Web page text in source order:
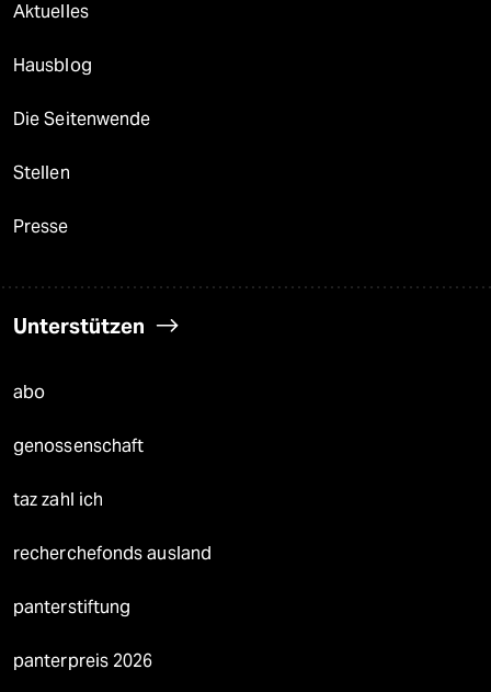
Aktuelles
Hausblog
Die Seitenwende
Stellen
Presse
Unterstützen
abo
genossenschaft
taz zahl ich
recherchefonds ausland
panterstiftung
panterpreis 2026